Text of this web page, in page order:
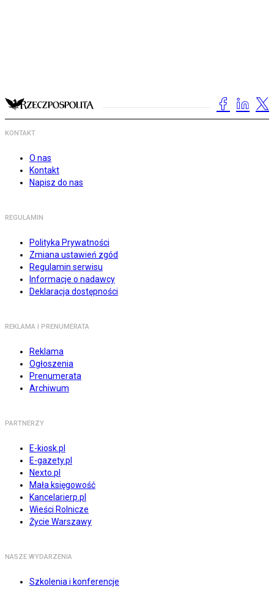
KONTAKT
O nas
Kontakt
Napisz do nas
REGULAMIN
Polityka Prywatności
Zmiana ustawień zgód
Regulamin serwisu
Informacje o nadawcy
Deklaracja dostępności
REKLAMA I PRENUMERATA
Reklama
Ogłoszenia
Prenumerata
Archiwum
PARTNERZY
E-kiosk.pl
E-gazety.pl
Nexto.pl
Mała księgowość
Kancelarierp.pl
Wieści Rolnicze
Życie Warszawy
NASZE WYDARZENIA
Szkolenia i konferencje